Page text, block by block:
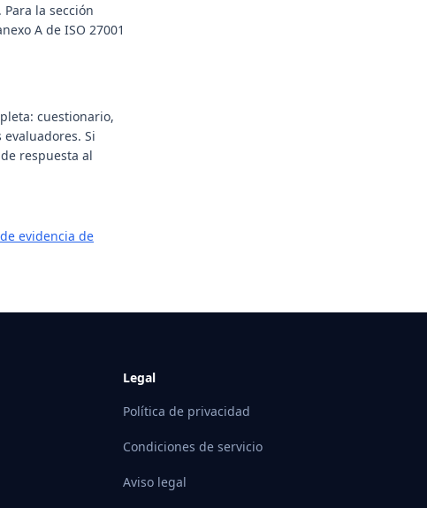
la sección
A de ISO 27001
cuestionario,
Si
respuesta al
evidencia de
Legal
Política de privacidad
Condiciones de servicio
Aviso legal